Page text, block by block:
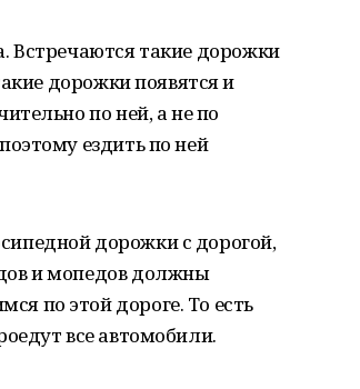
Встречаются такие дорожки
дорожки появятся и
по ней, а не по
ездить по ней
дорожки с дорогой,
и мопедов должны
по этой дороге. То есть
все автомобили.